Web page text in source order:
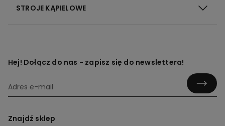
STROJE KĄPIELOWE
Hej! Dołącz do nas - zapisz się do newslettera!
Znajdź sklep